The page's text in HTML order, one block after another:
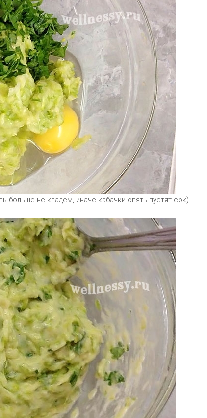
больше не кладём, иначе кабачки опять пустят сок).